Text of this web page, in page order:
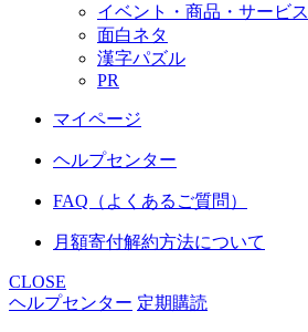
イベント・商品・サービス
面白ネタ
漢字パズル
PR
マイページ
ヘルプセンター
FAQ（よくあるご質問）
月額寄付解約方法について
CLOSE
ヘルプセンター 定期購読